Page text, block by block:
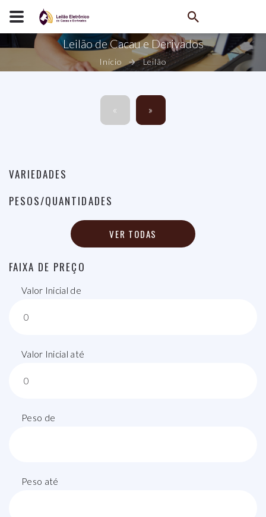
Leilão de Cacau e Derivados
Início Leilão
« »
VARIEDADES
PESOS/QUANTIDADES
VER TODAS
FAIXA DE PREÇO
Valor Inicial de
Valor Inicial até
Peso de
Peso até